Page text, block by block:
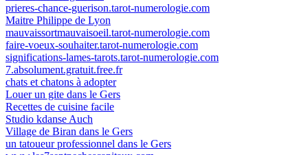
prieres-chance-guerison.tarot-numerologie.com
Maitre Philippe de Lyon
mauvaissortmauvaisoeil.tarot-numerologie.com
faire-voeux-souhaiter.tarot-numerologie.com
significations-lames-tarots.tarot-numerologie.com
7.absolument.gratuit.free.fr
chats et chatons à adopter
Louer un gite dans le Gers
Recettes de cuisine facile
Studio kdanse Auch
Village de Biran dans le Gers
un tatoueur professionnel dans le Gers